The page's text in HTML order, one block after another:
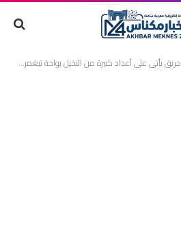
حريق يأتي على أعداد كبيرة من النخيل بواحة تيغمرت بكلميم